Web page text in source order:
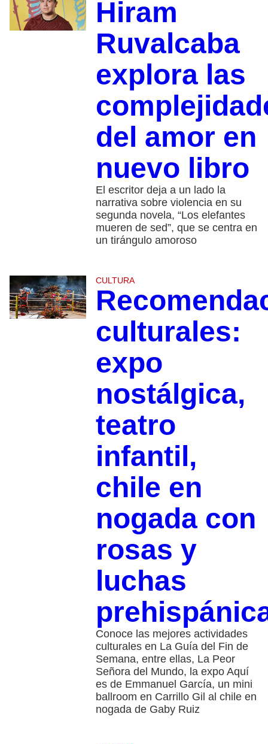
Hiram
Ruvalcaba
explora las
del amor en
nuevo libro
El escritor deja a un lado la
narrativa sobre violencia en su
segunda novela, “Los elefantes
mueren de sed”, que se centra en
un tirángulo amoroso
CULTURA
culturales:
expo
nostálgica,
teatro
infantil,
chile en
nogada con
rosas y
luchas
Conoce las mejores actividades
culturales en La Guía del Fin de
Semana, entre ellas, La Peor
Señora del Mundo, la expo Aquí
es de Emmanuel García, un mini
ballroom en Carrillo Gil al chile en
nogada de Gaby Ruiz